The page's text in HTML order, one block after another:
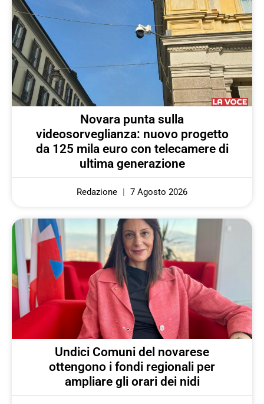
Novara punta sulla
videosorveglianza: nuovo progetto
da 125 mila euro con telecamere di
ultima generazione
Redazione 7 Agosto 2026
Undici Comuni del novarese
ottengono i fondi regionali per
ampliare gli orari dei nidi